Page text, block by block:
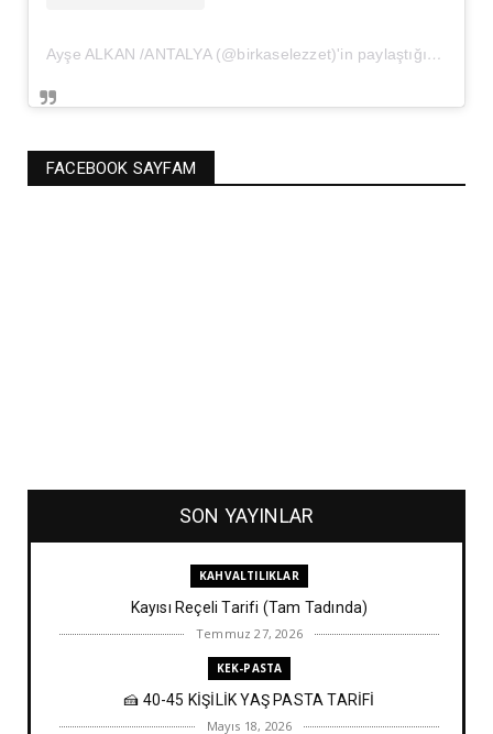
Ayşe ALKAN /ANTALYA (@birkaselezzet)'in paylaştığı bir gönderi
FACEBOOK SAYFAM
SON YAYINLAR
KAHVALTILIKLAR
Kayısı Reçeli Tarifi (Tam Tadında)
Temmuz 27, 2026
KEK-PASTA
🍰 40-45 KİŞİLİK YAŞ PASTA TARİFİ
Mayıs 18, 2026